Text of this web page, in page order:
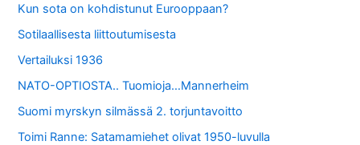
Kun sota on kohdistunut Eurooppaan?
Sotilaallisesta liittoutumisesta
Vertailuksi 1936
NATO-OPTIOSTA.. Tuomioja…Mannerheim
Suomi myrskyn silmässä 2. torjuntavoitto
Toimi Ranne: Satamamiehet olivat 1950-luvulla